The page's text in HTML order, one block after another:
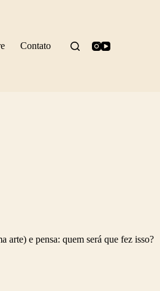
Contato
arte) e pensa: quem será que fez isso?